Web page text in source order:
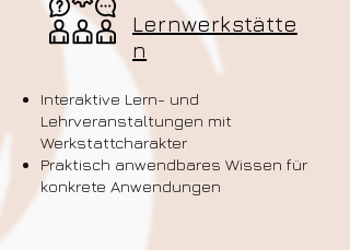
Lernwerkstätte
n
Interaktive Lern- und
Lehrveranstaltungen mit
Werkstattcharakter
Praktisch anwendbares Wissen für
konkrete Anwendungen